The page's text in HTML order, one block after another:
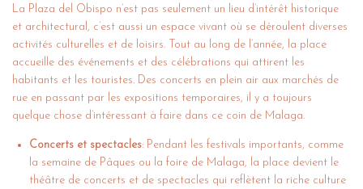
La Plaza del Obispo n’est pas seulement un lieu d’intérêt historique
et architectural, c’est aussi un espace vivant où se déroulent diverses
activités culturelles et de loisirs. Tout au long de l’année, la place
accueille des événements et des célébrations qui attirent les
habitants et les touristes. Des concerts en plein air aux marchés de
rue en passant par les expositions temporaires, il y a toujours
quelque chose d’intéressant à faire dans ce coin de Malaga.
Concerts et spectacles: Pendant les festivals importants, comme
la semaine de Pâques ou la foire de Malaga, la place devient le
théâtre de concerts et de spectacles qui reflètent la riche culture